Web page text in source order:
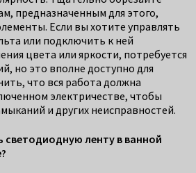
предназначенным для этого,
Если вы хотите управлять
или подключить к ней
цвета или яркости, потребуется
но это вполне доступно для
что вся работа должна
электричестве, чтобы
и других неисправностей.
ленту в ванной